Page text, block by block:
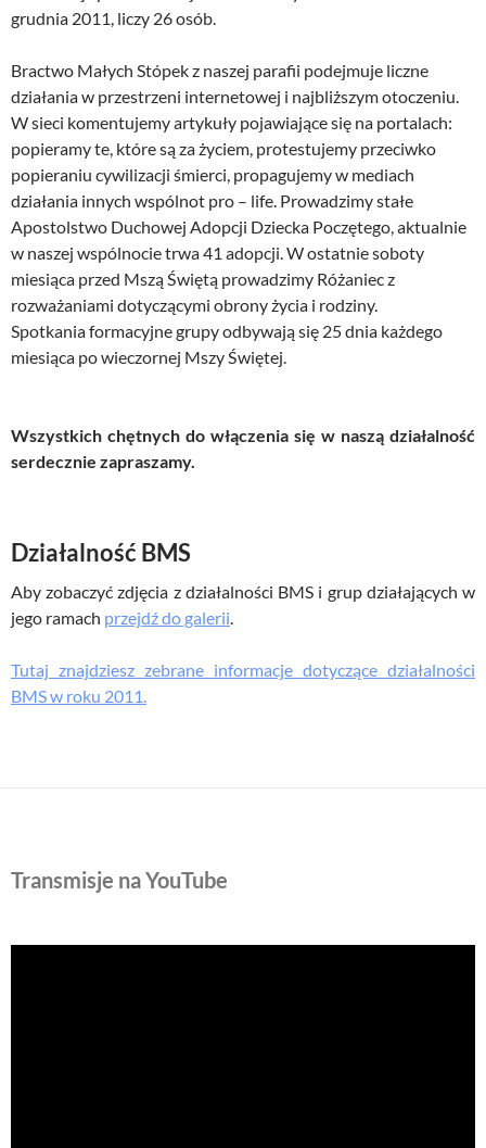
grudnia 2011, liczy 26 osób.
Bractwo Małych Stópek z naszej parafii podejmuje liczne
działania w przestrzeni internetowej i najbliższym otoczeniu.
W sieci komentujemy artykuły pojawiające się na portalach:
popieramy te, które są za życiem, protestujemy przeciwko
popieraniu cywilizacji śmierci, propagujemy w mediach
działania innych wspólnot pro – life. Prowadzimy stałe
Apostolstwo Duchowej Adopcji Dziecka Poczętego, aktualnie
w naszej wspólnocie trwa 41 adopcji. W ostatnie soboty
miesiąca przed Mszą Świętą prowadzimy Różaniec z
rozważaniami dotyczącymi obrony życia i rodziny.
Spotkania formacyjne grupy odbywają się 25 dnia każdego
miesiąca po wieczornej Mszy Świętej.
Wszystkich chętnych do włączenia się w naszą działalność
serdecznie zapraszamy.
Działalność BMS
Aby zobaczyć zdjęcia z działalności BMS i grup działających w
jego ramach przejdź do galerii.
Tutaj znajdziesz zebrane informacje dotyczące działalności
BMS w roku 2011.
Transmisje na YouTube